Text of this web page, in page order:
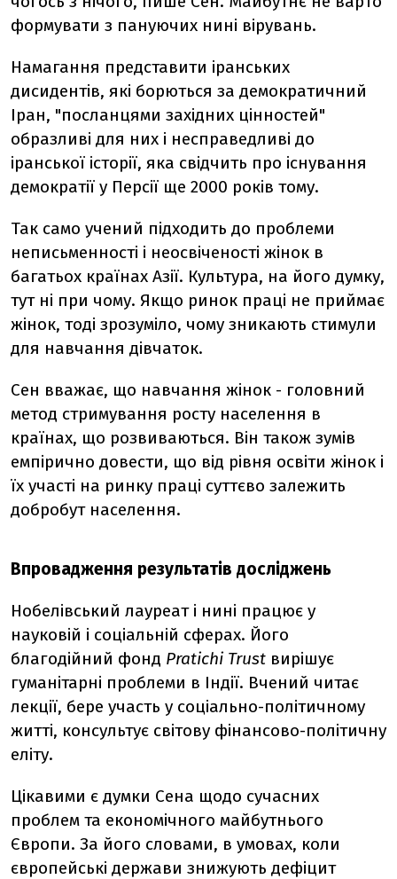
формувати з пануючих нині вірувань.
Намагання представити іранських
дисидентів, які борються за демократичний
Іран, "посланцями західних цінностей"
образливі для них і несправедливі до
іранської історії, яка свідчить про існування
демократії у Персії ще 2000 років тому.
Так само учений підходить до проблеми
неписьменності і неосвіченості жінок в
багатьох країнах Азії. Культура, на його думку,
тут ні при чому. Якщо ринок праці не приймає
жінок, тоді зрозуміло, чому зникають стимули
для навчання дівчаток.
Сен вважає, що навчання жінок - головний
метод стримування росту населення в
країнах, що розвиваються. Він також зумів
емпірично довести, що від рівня освіти жінок і
їх участі на ринку праці суттєво залежить
добробут населення.
Впровадження результатів досліджень
Нобелівський лауреат і нині працює у
науковій і соціальній сферах. Його
благодійний фонд Pratichi Trust вирішує
гуманітарні проблеми в Індії. Вчений читає
лекції, бере участь у соціально-політичному
житті, консультує світову фінансово-політичну
еліту.
Цікавими є думки Сена щодо сучасних
проблем та економічного майбутнього
Європи. За його словами, в умовах, коли
європейські держави знижують дефіцит